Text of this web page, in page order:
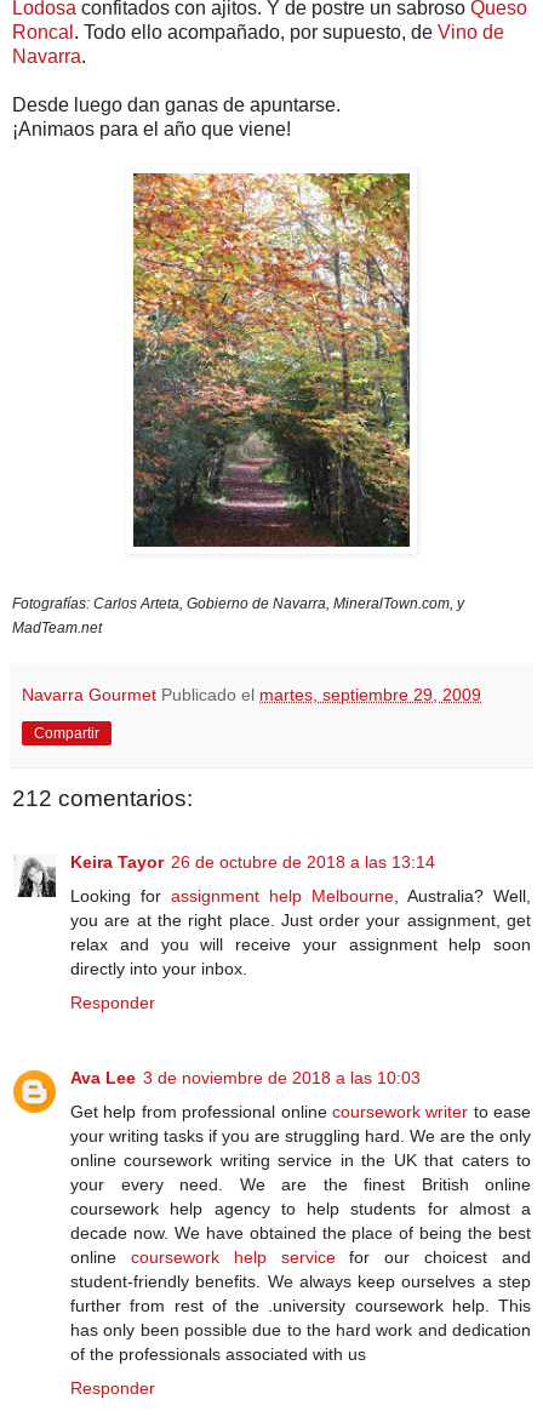
Lodosa confitados con ajitos. Y de postre un sabroso Queso
Roncal . Todo ello acompañado, por supuesto, de Vino de
Navarra.
Desde luego dan ganas de apuntarse.
¡Animaos para el año que viene!
Fotografías: Carlos Arteta, Gobierno de Navarra, MineralTown.com, y
MadTeam.net
Navarra Gourmet Publicado el martes, septiembre 29, 2009
Compartir
212 comentarios:
Keira Tayor 26 de octubre de 2018 a las 13:14
Looking for assignment help Melbourne , Australia? Well,
you are at the right place. Just order your assignment, get
relax and you will receive your assignment help soon
directly into your inbox.
Responder
Ava Lee 3 de noviembre de 2018 a las 10:03
Get help from professional online coursework writer to ease
your writing tasks if you are struggling hard. We are the only
online coursework writing service in the UK that caters to
your every need. We are the finest British online
coursework help agency to help students for almost a
decade now. We have obtained the place of being the best
online coursework help servicefor our choicest and
student-friendly benefits. We always keep ourselves a step
further from rest of the .university coursework help. This
has only been possible due to the hard work and dedication
of the professionals associated with us
Responder